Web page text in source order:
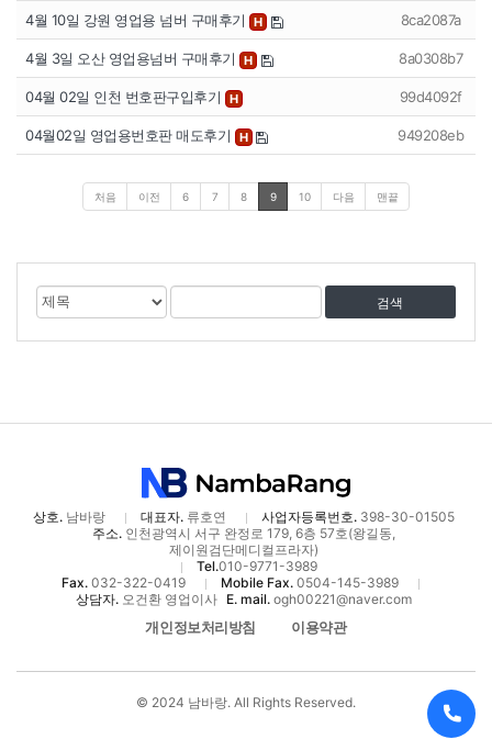
4월 10일 강원 영업용 넘버 구매후기 H 8ca2087a
4월 3일 오산 영업용넘버 구매후기 H 8a0308b7
04월 02일 인천 번호판구입후기 H 99d4092f
04월02일 영업용번호판 매도후기 H 949208eb
처음 이전 6 7 8 9 10 다음 맨끝
게
물
검
색
대
검
어
상호.남바랑 대표자.류호연 사업자등록번호.398-30-01505
주소.인천광역시 서구 완정로 179, 6층 57호(왕길동,
제이원검단메디컬프라자)
Tel.010-9771-3989
Fax. 032-322-0419 Mobile Fax. 0504-145-3989
상담자.오건환 영업이사 E. mail.ogh00221@naver.com
개인정보처리방침 이용약관
© 2024 남바랑. All Rights Reserved.